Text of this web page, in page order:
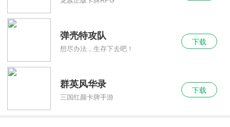
弹壳特攻队
想尽办法，生存下去吧！
下载
群英风华录
三国红颜卡牌手游
下载